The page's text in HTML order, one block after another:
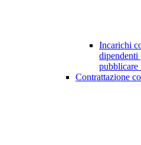
Incarichi
dipendenti
pubblicare
Contrattazione